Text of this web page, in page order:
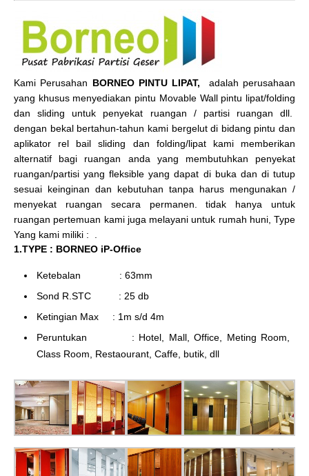
Kami Perusahan BORNEO PINTU LIPAT, adalah perusahaan
yang khusus menyediakan pintu Movable Wall pintu lipat/folding
dan sliding untuk penyekat ruangan / partisi ruangan dll.
dengan bekal bertahun-tahun kami bergelut di bidang pintu dan
aplikator rel bail sliding dan folding/lipat kami memberikan
alternatif bagi ruangan anda yang membutuhkan penyekat
ruangan/partisi yang fleksible yang dapat di buka dan di tutup
sesuai keinginan dan kebutuhan tanpa harus mengunakan /
menyekat ruangan secara permanen. tidak hanya untuk
ruangan pertemuan kami juga melayani untuk rumah huni, Type
Yang kami miliki : .
1.TYPE : BORNEO iP-Office
Ketebalan : 63mm
Sond R.STC : 25 db
Ketingian Max : 1m s/d 4m
Peruntukan : Hotel, Mall, Office, Meting Room,
Class Room, Restaourant, Caffe, butik, dll